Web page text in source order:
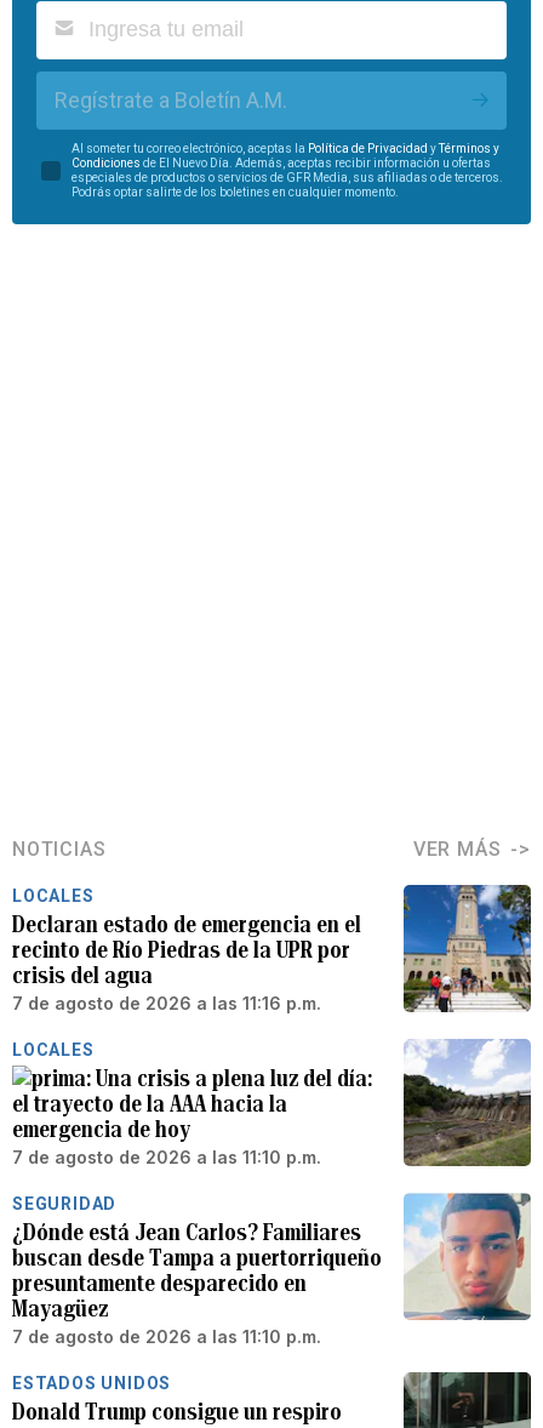
Regístrate a Boletín A.M.
Al someter tu correo electrónico, aceptas la Política de Privacidad yTérminos y
Condiciones de El Nuevo Día. Además, aceptas recibir información u ofertas
especiales de productos o servicios de GFR Media, sus afiliadas o de terceros.
Podrás optar salirte de los boletines en cualquier momento.
NOTICIAS VER MÁS
LOCALES
Declaran estado de emergencia en el
recinto de Río Piedras de la UPR por
crisis del agua
7 de agosto de 2026 a las 11:16 p.m.
LOCALES
Una crisis a plena luz del día:
el trayecto de la AAA hacia la
emergencia de hoy
7 de agosto de 2026 a las 11:10 p.m.
SEGURIDAD
¿Dónde está Jean Carlos? Familiares
buscan desde Tampa a puertorriqueño
presuntamente desparecido en
Mayagüez
7 de agosto de 2026 a las 11:10 p.m.
ESTADOS UNIDOS
Donald Trump consigue un respiro